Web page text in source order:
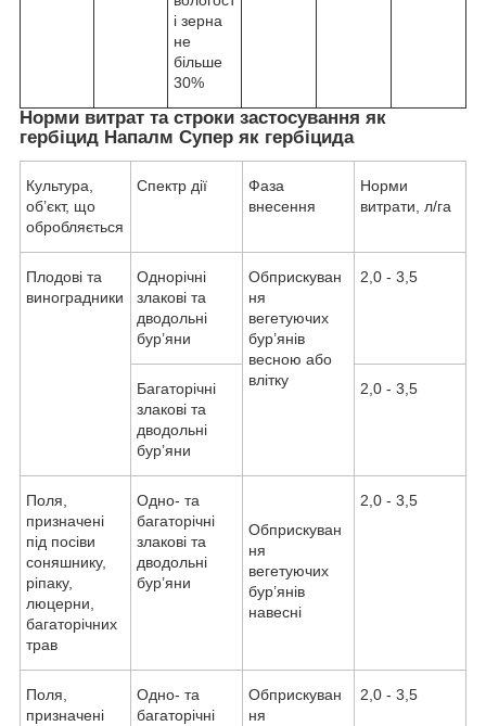
і зерна
не
більше
30%
Норми витрат та строки застосування як
гербіцид Напалм Супер як гербіцида
Культура,
об’єкт, що
обробляється
Спектр дії
Фаза
внесення
Норми
витрати, л/га
Плодові та
виноградники
Однорічні
злакові та
дводольні
бур’яни
Обприскуван
ня
вегетуючих
бур’янів
весною або
влітку
2,0 - 3,5
Багаторічні
злакові та
дводольні
бур’яни
2,0 - 3,5
Поля,
призначені
під посіви
соняшнику,
ріпаку,
люцерни,
багаторічних
трав
Одно- та
багаторічні
злакові та
дводольні
бур’яни
Обприскуван
ня
вегетуючих
бур’янів
навесні
2,0 - 3,5
Поля,
призначені
Одно- та
багаторічні
Обприскуван
ня
2,0 - 3,5